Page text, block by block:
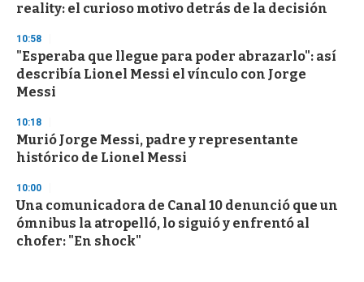
reality: el curioso motivo detrás de la decisión
10:58
"Esperaba que llegue para poder abrazarlo": así
describía Lionel Messi el vínculo con Jorge
Messi
10:18
Murió Jorge Messi, padre y representante
histórico de Lionel Messi
10:00
Una comunicadora de Canal 10 denunció que un
ómnibus la atropelló, lo siguió y enfrentó al
chofer: "En shock"